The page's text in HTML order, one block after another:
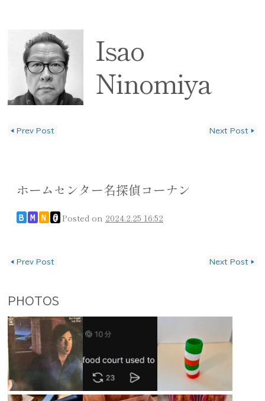
Isao
Ninomiya
◀ Prev Post Next Post ▶
ホームセンター名探偵コーナン
B M N @ Posted on 2024.2.25 16:52
◀ Prev Post Next Post ▶
PHOTOS